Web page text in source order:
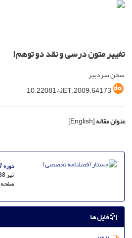
تغییر متون درسی و نقد دو توهم!
سخن سردبیر
10.22081/JET.2009.64173
عنوان مقاله[English]
دوره 7، شماره 23.24 - شماره پیاپی 23
تیر 1388
صفحه
فایل ها